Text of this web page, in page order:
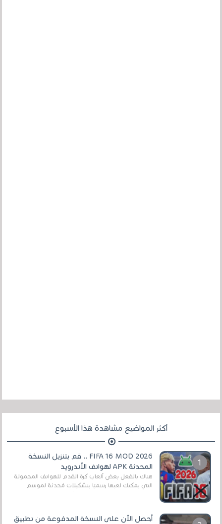
أكثر المواضيع مشاهدة هذا الأسبوع
FIFA 16 MOD 2026 .. قم بتنزيل النسخة
المحدثة APK لهواتف الأندرويد
هناك بالفعل بعض ألعاب كرة القدم للهواتف المحمولة
التي يمكنك لعبها رسميًا بتشكيلات مُحدثة لموسم
أحصل الآن على النسخة المدفوعة من تطبيق